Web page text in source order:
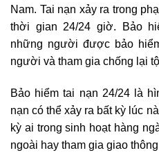
Nam. Tai nạn xảy ra trong
thời gian 24/24 giờ. Bảo
những người được bảo
người và tham gia chống lại
Bảo hiểm tai nạn 24/24 là
nạn có thể xảy ra bất kỳ lúc
kỳ ai trong sinh hoạt hàng
ngoài hay tham gia giao